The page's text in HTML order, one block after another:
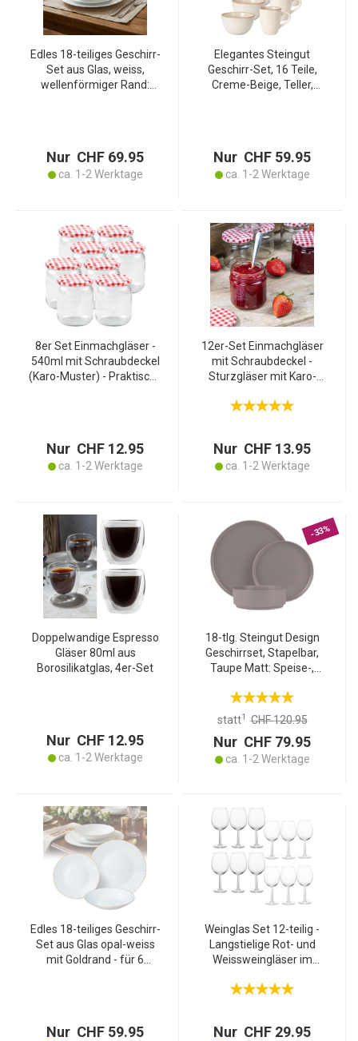
Edles 18-teiliges Geschirr-
Set aus Glas, weiss,
wellenförmiger Rand:
Nur CHF 69.95
ca. 1-2 Werktage
Elegantes Steingut
Geschirr-Set, 16 Teile,
Creme-Beige, Teller,
Nur CHF 59.95
ca. 1-2 Werktage
8er Set Einmachgläser -
540ml mit Schraubdeckel
(Karo-Muster) - Praktische
Nur CHF 12.95
ca. 1-2 Werktage
12er-Set Einmachgläser
mit Schraubdeckel -
Sturzgläser mit Karo-
Luftdicht zum Einwecken,
Nur CHF 13.95
ca. 1-2 Werktage
Doppelwandige Espresso
Gläser 80ml aus
Borosilikatglas, 4er-Set
Nur CHF 12.95
ca. 1-2 Werktage
-33%
18-tlg. Steingut Design
Geschirrset, Stapelbar,
Taupe Matt: Speise-,
edles & platzsparendes
Tafelservice, modern und
statt1 CHF 120.95
Nur CHF 79.95
ca. 1-2 Werktage
Edles 18-teiliges Geschirr-
Set aus Glas opal-weiss
mit Goldrand - für 6
Nur CHF 59.95
Weinglas Set 12-teilig -
Langstielige Rot- und
Weissweingläser im
für Wein-Liebhaber, Partys
Nur CHF 29.95